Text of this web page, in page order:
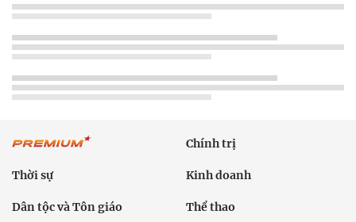
Chính trị
Thời sự Kinh doanh
Dân tộc và Tôn giáo Thể thao